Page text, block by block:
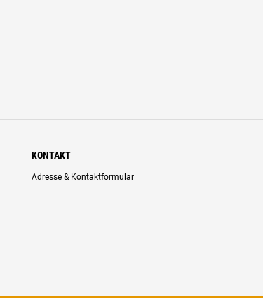
KONTAKT
Adresse & Kontaktformular